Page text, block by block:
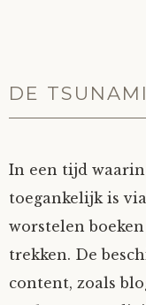
DE
In een tijd
toegankelijk is
worstelen
trekken. De
content, zoals